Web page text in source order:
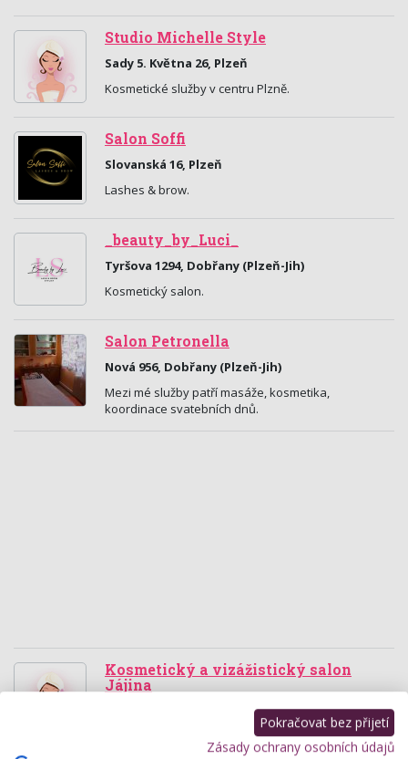
Studio Michelle Style
Sady 5. Května 26, Plzeň
Kosmetické služby v centru Plzně.
Salon Soffi
Slovanská 16, Plzeň
Lashes & brow.
_beauty_by_Luci_
Tyršova 1294, Dobřany (Plzeň-Jih)
Kosmetický salon.
Salon Petronella
Nová 956, Dobřany (Plzeň-Jih)
Mezi mé služby patří masáže, kosmetika,
koordinace svatebních dnů.
Kosmetický a vizážistický salon
Jájina
Náměstí Míru 42, Domažlice
Kompletní kosmetické, vizážistické služby a piercing.
Mezoterapie, mesoboost, laminace obočí, lifting řas,
Pokračovat bez přijetí
Zásady ochrany osobních údajů